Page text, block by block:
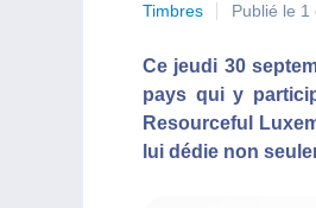
Timbres Publié le 1
Ce jeudi 30
pays qui y
Resourceful
lui dédie non